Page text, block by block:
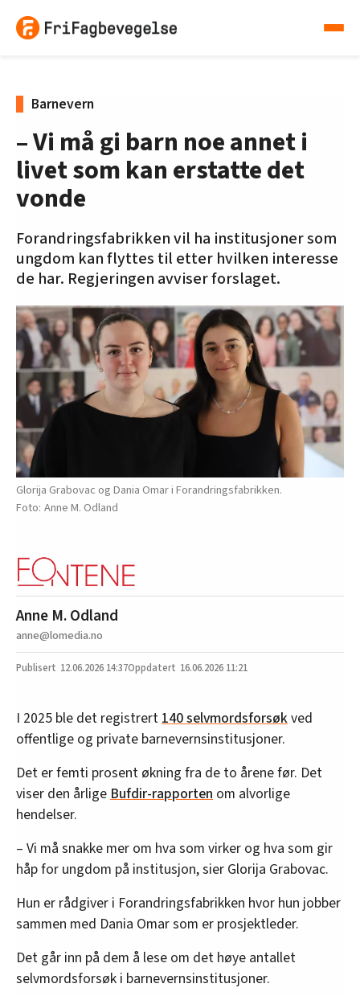
Barnevern
– Vi må gi barn noe annet i
livet som kan erstatte det
vonde
Forandringsfabrikken vil ha institusjoner som
ungdom kan flyttes til etter hvilken interesse
de har. Regjeringen avviser forslaget.
Glorija Grabovac og Dania Omar i Forandringsfabrikken.
Anne M. Odland
Anne M. Odland
anne@lomedia.no
12.06.2026 14:37 16.06.2026 11:21
I 2025 ble det registrert140 selvmordsforsøkved
offentlige og private barnevernsinstitusjoner.
Det er femti prosent økning fra de to årene før. Det
viser den årligeBufdir-rapporten om alvorlige
hendelser.
– Vi må snakke mer om hva som virker og hva som gir
håp for ungdom på institusjon, sier Glorija Grabovac.
Hun er rådgiver i Forandringsfabrikken hvor hun jobber
sammen med Dania Omar som er prosjektleder.
Det går inn på dem å lese om det høye antallet
selvmordsforsøk i barnevernsinstitusjoner.